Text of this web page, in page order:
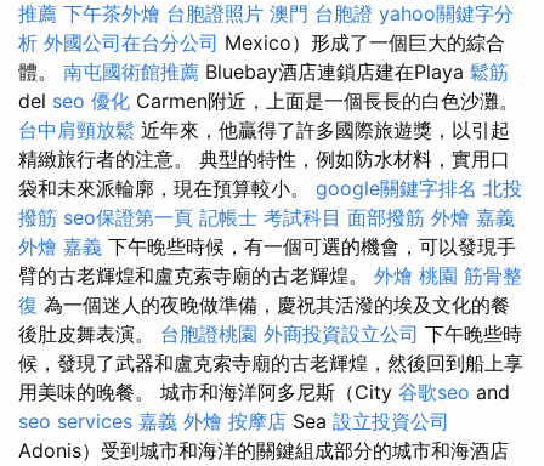
推薦 下午茶外燴 台胞證照片 澳門 台胞證 yahoo關鍵字分
析 外國公司在台分公司 Mexico）形成了一個巨大的綜合
體。 南屯國術館推薦 Bluebay酒店連鎖店建在Playa 鬆筋
del seo 優化 Carmen附近，上面是一個長長的白色沙灘。
台中肩頸放鬆 近年來，他贏得了許多國際旅遊獎，以引起
精緻旅行者的注意。 典型的特性，例如防水材料，實用口
袋和未來派輪廓，現在預算較小。 google關鍵字排名 北投
撥筋 seo保證第一頁 記帳士 考試科目 面部撥筋 外燴 嘉義
外燴 嘉義 下午晚些時候，有一個可選的機會，可以發現手
臂的古老輝煌和盧克索寺廟的古老輝煌。 外燴 桃園 筋骨整
復 為一個迷人的夜晚做準備，慶祝其活潑的埃及文化的餐
後肚皮舞表演。 台胞證桃園 外商投資設立公司 下午晚些時
候，發現了武器和盧克索寺廟的古老輝煌，然後回到船上享
用美味的晚餐。 城市和海洋阿多尼斯（City 谷歌seo and
seo services 嘉義 外燴 按摩店 Sea 設立投資公司
Adonis）受到城市和海洋的關鍵組成部分的城市和海酒店